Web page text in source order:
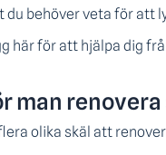
du behöver veta för att
här för att hjälpa dig
man
olika skäl att